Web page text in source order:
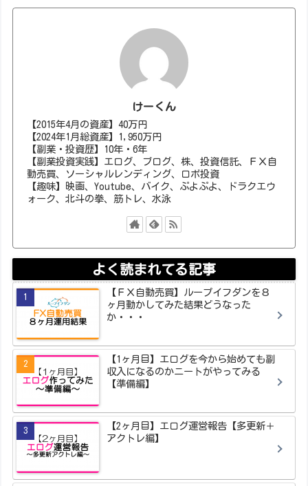
けーくん
【2015年4月の資産】40万円
【2024年1月総資産】1,950万円
【副業・投資歴】10年・6年
【副業投資実践】エログ、ブログ、株、投資信託、ＦＸ自
動売買、ソーシャルレンディング、ロボ投資
【趣味】映画、Youtube、バイク、ぷよぷよ、ドラクエウ
ォーク、北斗の拳、筋トレ、水泳
よく読まれてる記事
【ＦＸ自動売買】ループイフダンを８
ヶ月動かしてみた結果どうなった
か・・・
【1ヶ月目】エログを今から始めても副
収入になるのかニートがやってみる
【準備編】
【2ヶ月目】エログ運営報告【多更新＋
アクトレ編】